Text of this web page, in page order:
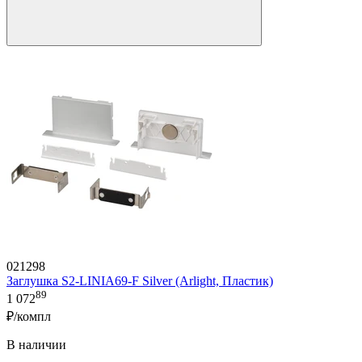
021298
Заглушка S2-LINIA69-F Silver (Arlight, Пластик)
1 07289
₽/компл
В наличии